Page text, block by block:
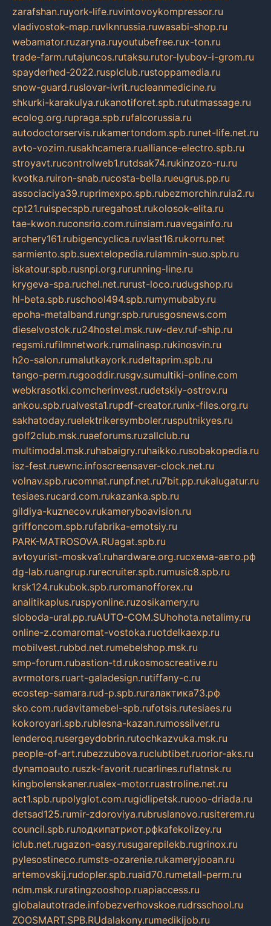
zarafshan.ruyork-life.ruvintovoykompressor.ru
vladivostok-map.ruvlknrussia.ruwasabi-shop.ru
webamator.ruzaryna.ruyoutubefree.rux-ton.ru
trade-farm.rutajuncos.rutaksu.rutor-lyubov-i-grom.ru
spayderhed-2022.rusplclub.rustoppamedia.ru
snow-guard.ruslovar-ivrit.rucleanmedicine.ru
shkurki-karakulya.rukanotiforet.spb.rututmassage.ru
ecolog.org.rupraga.spb.rufalcorussia.ru
autodoctorservis.rukamertondom.spb.runet-life.net.ru
avto-vozim.rusakhcamera.rualliance-electro.spb.ru
stroyavt.rucontrolweb1.rutdsak74.rukinzozo-ru.ru
kvotka.ruiron-snab.rucosta-bella.rueugrus.pp.ru
associaciya39.ruprimexpo.spb.rubezmorchin.ruia2.ru
cpt21.ruispecspb.ruregahost.rukolosok-elita.ru
tae-kwon.ruconsrio.com.ruinsiam.ruavegainfo.ru
archery161.rubigencyclica.ruvlast16.rukorru.net
sarmiento.spb.suextelopedia.rulammin-suo.spb.ru
iskatour.spb.rusnpi.org.rurunning-line.ru
krygeva-spa.ruchel.net.rurust-loco.rudugshop.ru
hl-beta.spb.ruschool494.spb.rumymubaby.ru
epoha-metalband.rungr.spb.rurusgosnews.com
dieselvostok.ru24hostel.msk.ruw-dev.ruf-ship.ru
regsmi.rufilmnetwork.rumalinasp.rukinosvin.ru
h2o-salon.rumalutkayork.rudeltaprim.spb.ru
tango-perm.rugooddir.rusgv.sumultiki-online.com
webkrasotki.comcherinvest.rudetskiy-ostrov.ru
ankou.spb.rualvesta1.rupdf-creator.runix-files.org.ru
sakhatoday.ruelektrikersymboler.rusputnikyes.ru
golf2club.msk.ruaeforums.ruzallclub.ru
multimodal.msk.ruhabaigry.ruhaikko.rusobakopedia.ru
isz-fest.ruewnc.infoscreensaver-clock.net.ru
volnav.spb.rucomnat.runpf.net.ru7bit.pp.rukalugatur.ru
tesiaes.rucard.com.rukazanka.spb.ru
gildiya-kuznecov.rukameryboavision.ru
griffoncom.spb.rufabrika-emotsiy.ru
PARK-MATROSOVA.RUagat.spb.ru
avtoyurist-moskva1.ruhardware.org.ruсхема-авто.рф
dg-lab.ruangrup.rurecruiter.spb.rumusic8.spb.ru
krsk124.rukubok.spb.ruromanofforex.ru
analitikaplus.ruspyonline.ruzosikamery.ru
sloboda-ural.pp.ruAUTO-COM.SUhohota.netalimy.ru
online-z.comaromat-vostoka.ruotdelkaexp.ru
mobilvest.rubbd.net.rumebelshop.msk.ru
smp-forum.rubastion-td.rukosmoscreative.ru
avrmotors.ruart-galadesign.rutiffany-c.ru
ecostep-samara.rud-p.spb.ruгалактика73.рф
sko.com.rudavitamebel-spb.rufotsis.rutesiaes.ru
kokoroyari.spb.rublesna-kazan.rumossilver.ru
lenderoq.rusergeydobrin.rutochkazvuka.msk.ru
people-of-art.rubezzubova.ruclubtibet.ruorior-aks.ru
dynamoauto.ruszk-favorit.rucarlines.ruflatnsk.ru
kingbolenskaner.rualex-motor.ruastroline.net.ru
act1.spb.rupolyglot.com.rugidlipetsk.ruooo-driada.ru
detsad125.rumir-zdoroviya.rubruslanovo.rusiterem.ru
council.spb.ruлодкипатриот.рфkafekolizey.ru
iclub.net.rugazon-easy.rusugarepilekb.rugrinox.ru
pylesostineco.rumsts-ozarenie.rukameryjooan.ru
artemovskij.rudopler.spb.ruaid70.rumetall-perm.ru
ndm.msk.ruratingzooshop.ruapiaccess.ru
globalautotrade.infobezverhovskoe.rudrsschool.ru
ZOOSMART.SPB.RUdalakony.rumedikijob.ru